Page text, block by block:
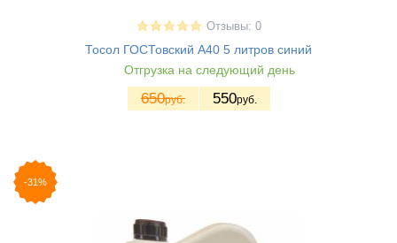
Отзывы: 0
Тосол ГОСТовский А40 5 литров синий
Отгрузка на следующий день
650руб. 550руб.
-31%